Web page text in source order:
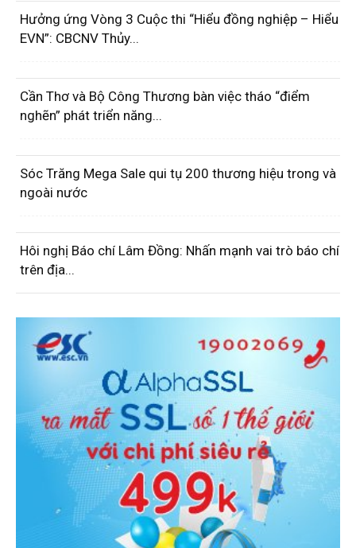
Hưởng ứng Vòng 3 Cuộc thi “Hiểu đồng nghiệp – Hiểu
EVN”: CBCNV Thủy...
Cần Thơ và Bộ Công Thương bàn việc tháo “điểm
nghẽn” phát triển năng...
Sóc Trăng Mega Sale qui tụ 200 thương hiệu trong và
ngoài nước
Hôi nghị Báo chí Lâm Đồng: Nhấn mạnh vai trò báo chí
trên địa...